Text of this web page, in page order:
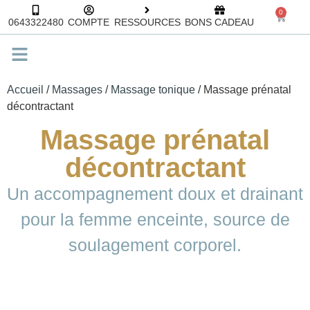
0643322480 COMPTE RESSOURCES BONS CADEAU
0
Accueil / Massages / Massage tonique / Massage prénatal
décontractant
Massage prénatal
décontractant
Un accompagnement doux et drainant
pour la femme enceinte, source de
soulagement corporel.